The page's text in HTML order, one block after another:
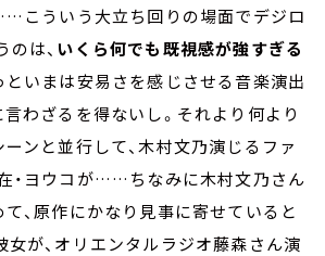
こういう大立ち回りの場面でデジロ
は、 いくら何でも既視感が強すぎる
といまは安易さを感じさせる音楽演出
言わざるを得ないし。それより何より
ーンと並行して、木村文乃演じるファ
・ヨウコが……ちなみに木村文乃さん
て、原作にかなり見事に寄せていると
女が、オリエンタルラジオ藤森さん演